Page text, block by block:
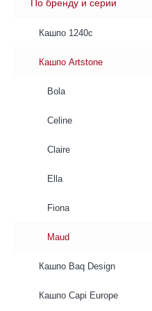
По бренду и серии
Кашпо 1240c
Кашпо Artstone
Bola
Celine
Claire
Ella
Fiona
Maud
Кашпо Baq Design
Кашпо Capi Europe